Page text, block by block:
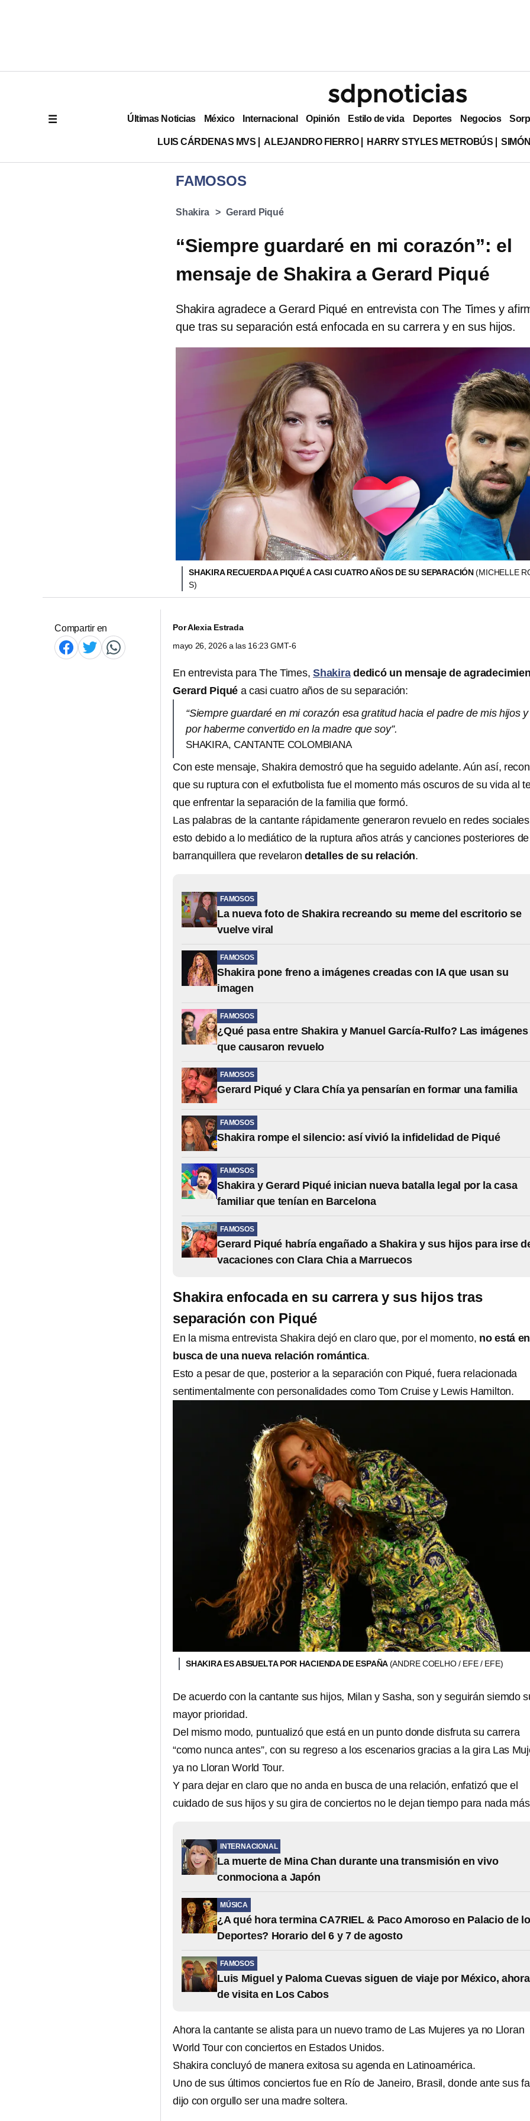
Últimas Noticias México Internacional Opinión Estilo de vida Deportes Negocios
LUIS CÁRDENAS MVS ALEJANDRO FIERRO HARRY STYLES METROBÚS
FAMOSOS
Shakira Gerard Piqué
“Siempre guardaré en mi corazón”: el
mensaje de Shakira a Gerard Piqué
Shakira agradece a Gerard Piqué en entrevista con The Times y
que tras su separación está enfocada en su carrera y en sus hijos.
SHAKIRA RECUERDA A PIQUÉ A CASI CUATRO AÑOS DE SU SEPARACIÓN(MICHELLE
S)
Compartir en PorAlexia Estrada
mayo 26, 2026 a las 16:23 GMT-6
En entrevista para The Times, Shakiradedicó un mensaje de
Gerard Piqué a casi cuatro años de su separación:
“Siempre guardaré en mi corazón esa gratitud hacia el padre de mis hijos y
por haberme convertido en la madre que soy”.
SHAKIRA, CANTANTE COLOMBIANA
Con este mensaje, Shakira demostró que ha seguido adelante. Aún así,
que su ruptura con el exfutbolista fue el momento más oscuros de su vida al
que enfrentar la separación de la familia que formó.
Las palabras de la cantante rápidamente generaron revuelo en redes
esto debido a lo mediático de la ruptura años atrás y canciones posteriores
barranquillera que revelarondetalles de su relación.
FAMOSOS
La nueva foto de Shakira recreando su meme del escritorio se
vuelve viral
FAMOSOS
Shakira pone freno a imágenes creadas con IA que usan su
imagen
FAMOSOS
¿Qué pasa entre Shakira y Manuel García-Rulfo? Las imágenes
que causaron revuelo
FAMOSOS
Gerard Piqué y Clara Chía ya pensarían en formar una familia
FAMOSOS
Shakira rompe el silencio: así vivió la infidelidad de Piqué
FAMOSOS
Shakira y Gerard Piqué inician nueva batalla legal por la casa
familiar que tenían en Barcelona
FAMOSOS
Gerard Piqué habría engañado a Shakira y sus hijos para irse
vacaciones con Clara Chia a Marruecos
Shakira enfocada en su carrera y sus hijos tras
separación con Piqué
En la misma entrevista Shakira dejó en claro que, por el momento, no está en
busca de una nueva relación romántica.
Esto a pesar de que, posterior a la separación con Piqué, fuera relacionada
sentimentalmente con personalidades como Tom Cruise y Lewis Hamilton.
SHAKIRA ES ABSUELTA POR HACIENDA DE ESPAÑA(ANDRE COELHO / EFE / EFE)
De acuerdo con la cantante sus hijos, Milan y Sasha, son y seguirán siemdo
mayor prioridad.
Del mismo modo, puntualizó que está en un punto donde disfruta su carrera
“como nunca antes”, con su regreso a los escenarios gracias a la gira Las
ya no Lloran World Tour.
Y para dejar en claro que no anda en busca de una relación, enfatizó que el
cuidado de sus hijos y su gira de conciertos no le dejan tiempo para nada
INTERNACIONAL
La muerte de Mina Chan durante una transmisión en vivo
conmociona a Japón
MÚSICA
¿A qué hora termina CA7RIEL & Paco Amoroso en Palacio de
Deportes? Horario del 6 y 7 de agosto
FAMOSOS
Luis Miguel y Paloma Cuevas siguen de viaje por México, ahora
de visita en Los Cabos
Ahora la cantante se alista para un nuevo tramo de Las Mujeres ya no Lloran
World Tour con conciertos en Estados Unidos.
Shakira concluyó de manera exitosa su agenda en Latinoamérica.
Uno de sus últimos conciertos fue en Río de Janeiro, Brasil, donde ante sus
dijo con orgullo ser una madre soltera.